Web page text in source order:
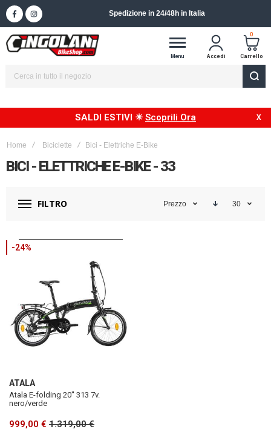
Spedizione in 24/48h in Italia
Menu Accedi
0
Carrello
SALDI ESTIVI ☀ Scoprili Ora
Home Biciclette Bici - Elettriche E-Bike
BICI - ELETTRICHE E-BIKE - 33
FILTRO Prezzo 30
-24%
ATALA
Atala E-folding 20'' 313 7v.
nero/verde
999,00 € 1.319,00 €